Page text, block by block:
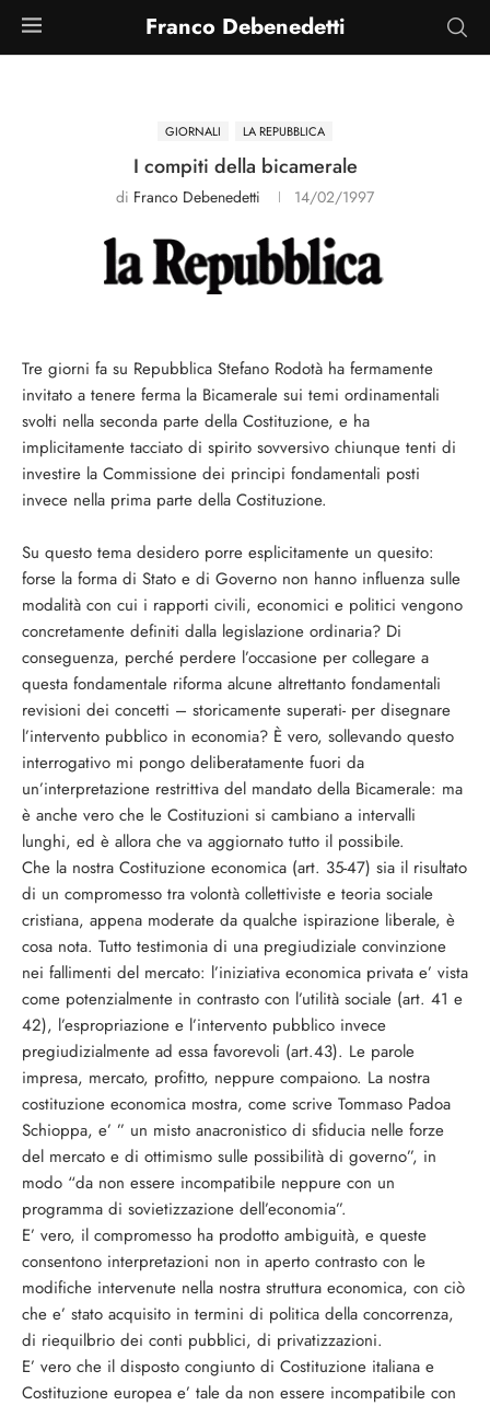
Franco Debenedetti
GIORNALI LA REPUBBLICA
I compiti della bicamerale
di Franco Debenedetti 14/02/1997
Tre giorni fa su Repubblica Stefano Rodotà ha fermamente
invitato a tenere ferma la Bicamerale sui temi ordinamentali
svolti nella seconda parte della Costituzione, e ha
implicitamente tacciato di spirito sovversivo chiunque tenti di
investire la Commissione dei principi fondamentali posti
invece nella prima parte della Costituzione.
Su questo tema desidero porre esplicitamente un quesito:
forse la forma di Stato e di Governo non hanno influenza sulle
modalità con cui i rapporti civili, economici e politici vengono
concretamente definiti dalla legislazione ordinaria? Di
conseguenza, perché perdere l’occasione per collegare a
questa fondamentale riforma alcune altrettanto fondamentali
revisioni dei concetti – storicamente superati- per disegnare
l’intervento pubblico in economia? È vero, sollevando questo
interrogativo mi pongo deliberatamente fuori da
un’interpretazione restrittiva del mandato della Bicamerale: ma
è anche vero che le Costituzioni si cambiano a intervalli
lunghi, ed è allora che va aggiornato tutto il possibile.
Che la nostra Costituzione economica (art. 35-47) sia il risultato
di un compromesso tra volontà collettiviste e teoria sociale
cristiana, appena moderate da qualche ispirazione liberale, è
cosa nota. Tutto testimonia di una pregiudiziale convinzione
nei fallimenti del mercato: l’iniziativa economica privata e’ vista
come potenzialmente in contrasto con l’utilità sociale (art. 41 e
42), l’espropriazione e l’intervento pubblico invece
pregiudizialmente ad essa favorevoli (art.43). Le parole
impresa, mercato, profitto, neppure compaiono. La nostra
costituzione economica mostra, come scrive Tommaso Padoa
Schioppa, e’ ” un misto anacronistico di sfiducia nelle forze
del mercato e di ottimismo sulle possibilità di governo”, in
modo “da non essere incompatibile neppure con un
programma di sovietizzazione dell’economia”.
E’ vero, il compromesso ha prodotto ambiguità, e queste
consentono interpretazioni non in aperto contrasto con le
modifiche intervenute nella nostra struttura economica, con ciò
che e’ stato acquisito in termini di politica della concorrenza,
di riequilbrio dei conti pubblici, di privatizzazioni.
E’ vero che il disposto congiunto di Costituzione italiana e
Costituzione europea e’ tale da non essere incompatibile con